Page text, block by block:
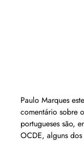
Paulo Marques
comentário sobre
portugueses são,
OCDE, alguns